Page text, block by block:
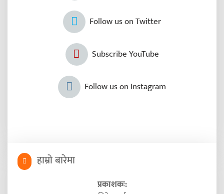
Follow us on Twitter
Subscribe YouTube
Follow us on Instagram
हाम्रो बारेमा
प्रकाशकः: